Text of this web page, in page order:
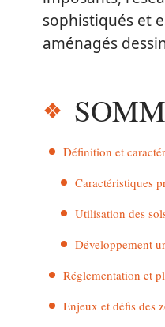
sophistiqués et
aménagés
Définition et
Caractéristiques
Utilisation des
Développement
Réglementation et
Enjeux et défis des